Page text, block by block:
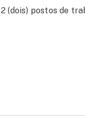
(dois) postos de